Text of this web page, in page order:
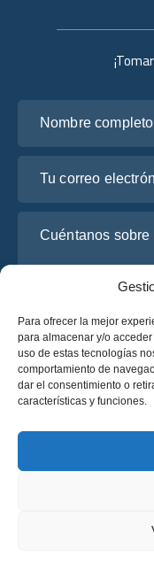
Para ofrecer la mejor
para almacenar y/o
uso de estas tecnologías
comportamiento de
dar el consentimiento o
características y funciones.
He leído y